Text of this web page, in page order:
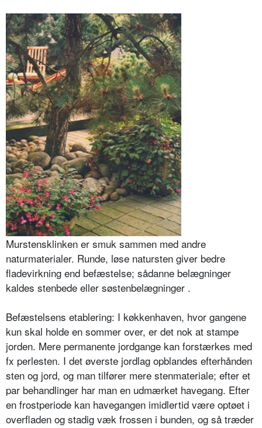
Murstensklinken er smuk sammen med andre
naturmaterialer. Runde, løse natursten giver bedre
fladevirkning end befæstelse; sådanne belægninger
kaldes stenbede eller søstenbelægninger .
Befæstelsens etablering: I køkkenha­ven, hvor gangene
kun skal holde en sommer over, er det nok at stampe
jorden. Mere permanente jordgange kan forstærkes med
fx perlesten. I det øverste jordlag opblandes efter­hånden
sten og jord, og man tilfører mere stenmateriale; efter et
par behandlinger har man en udmærket ha­vegang. Efter
en frostperiode kan havegangen imidlertid være optøet i
over­fladen og stadig væk frossen i bun­den, og så træder